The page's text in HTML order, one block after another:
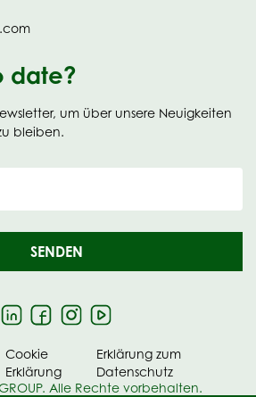
date?
um über unsere Neuigkeiten
bleiben.
SENDEN
Alle Rechte vorbehalten.
Cookie
Erklärung
Erklärung zum
Datenschutz